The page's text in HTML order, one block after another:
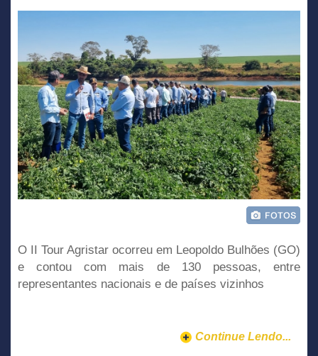
O II Tour Agristar ocorreu em Leopoldo Bulhões (GO)
e contou com mais de 130 pessoas, entre
representantes nacionais e de países vizinhos
Continue Lendo...